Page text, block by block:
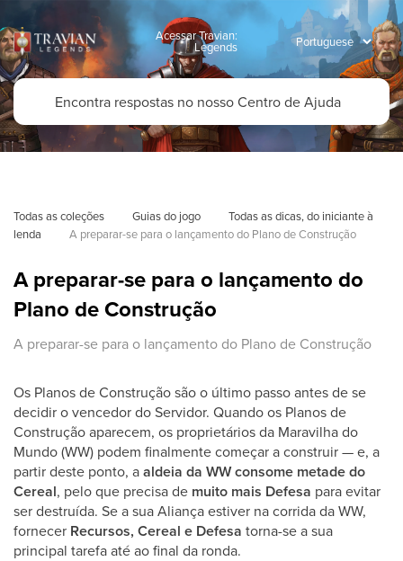
Acessar Travian:
Legends
Todas as coleções Guias do jogo
Todas as dicas, do iniciante à
lenda
A preparar-se para o lançamento do Plano de Construção
A preparar-se para o lançamento do
Plano de Construção
A preparar-se para o lançamento do Plano de Construção
Os Planos de Construção são o último passo antes de se
decidir o vencedor do Servidor. Quando os Planos de
Construção aparecem, os proprietários da Maravilha do
Mundo (WW) podem finalmente começar a construir — e, a
partir deste ponto, aaldeia da WW consome metade do
Cereal, pelo que precisa de muito mais Defesa para evitar
ser destruída. Se a sua Aliança estiver na corrida da WW,
fornecer Recursos, Cereal e Defesa torna-se a sua
principal tarefa até ao final da ronda.